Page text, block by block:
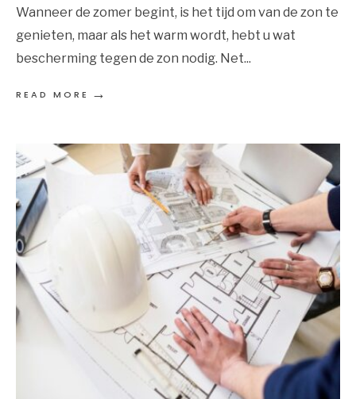
Wanneer de zomer begint, is het tijd om van de zon te
genieten, maar als het warm wordt, hebt u wat
bescherming tegen de zon nodig. Net...
READ MORE →